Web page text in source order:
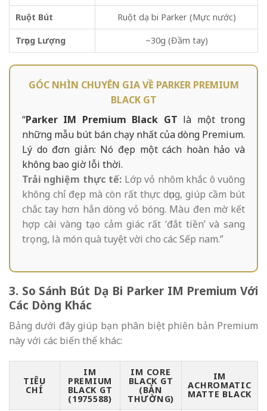
Ruột Bút Ruột dạ bi Parker (Mực nước)
Trọng Lượng ~30g (Đầm tay)
GÓC NHÌN CHUYÊN GIA VỀ PARKER PREMIUM
BLACK GT
“Parker IM Premium Black GT là một trong
những mẫu bút bán chạy nhất của dòng Premium.
Lý do đơn giản: Nó đẹp một cách hoàn hảo và
không bao giờ lỗi thời.
Trải nghiệm thực tế: Lớp vỏ nhôm khắc ô vuông
không chỉ đẹp mà còn rất thực dụng, giúp cầm bút
chắc tay hơn hẳn dòng vỏ bóng. Màu đen mờ kết
hợp cài vàng tạo cảm giác rất ‘đắt tiền’ và sang
trọng, là món quà tuyệt vời cho các Sếp nam.”
3. So Sánh Bút Dạ Bi Parker IM Premium Với
Các Dòng Khác
Bảng dưới đây giúp bạn phân biệt phiên bản Premium
này với các biến thể khác:
TIÊU
CHÍ
IM
PREMIUM
BLACK GT
(1975588)
IM CORE
BLACK GT
(BẢN
THƯỜNG)
IM
ACHROMATIC
MATTE BLACK